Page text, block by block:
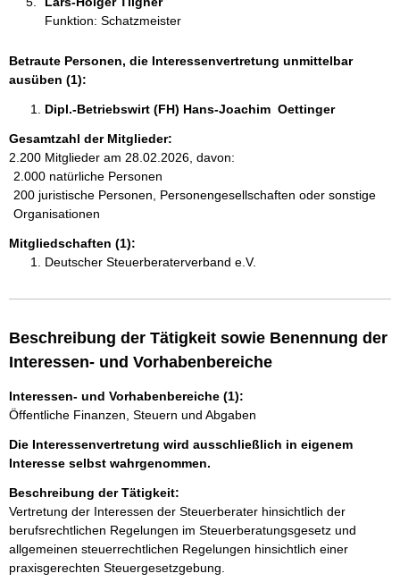
Funktion: Schatzmeister
Betraute Personen, die Interessenvertretung unmittelbar
ausüben (1):
Dipl.-Betriebswirt (FH) Hans-Joachim  Oettinger
Gesamtzahl der Mitglieder:
2.200 Mitglieder am 28.02.2026, davon:
2.000 natürliche Personen
200 juristische Personen, Personengesellschaften oder sonstige
Organisationen
Mitgliedschaften (1):
Deutscher Steuerberaterverband e.V.
Beschreibung der Tätigkeit sowie Benennung der
Interessen- und Vorhabenbereiche
Interessen- und Vorhabenbereiche (1):
Öffentliche Finanzen, Steuern und Abgaben
Die Interessenvertretung wird ausschließlich in eigenem
Interesse selbst wahrgenommen.
Beschreibung der Tätigkeit:
Vertretung der Interessen der Steuerberater hinsichtlich der
berufsrechtlichen Regelungen im Steuerberatungsgesetz und
allgemeinen steuerrechtlichen Regelungen hinsichtlich einer
praxisgerechten Steuergesetzgebung.